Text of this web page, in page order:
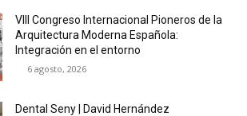
VIII Congreso Internacional Pioneros de la
Arquitectura Moderna Española:
Integración en el entorno
6 agosto, 2026
Dental Seny | David Hernández